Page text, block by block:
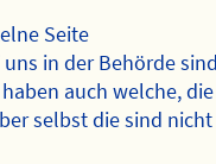
Seite
in der Behörde
auch welche, die
selbst die sind nicht